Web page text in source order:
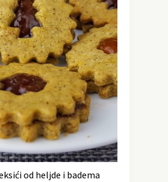
od heljde i badema